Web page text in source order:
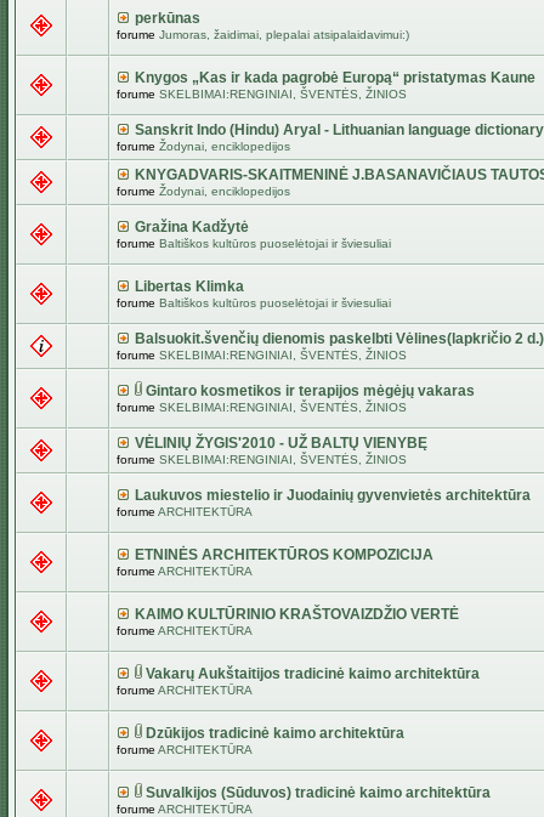
perkūnas
forume Jumoras, žaidimai, plepalai atsipalaidavimui:)
Knygos „Kas ir kada pagrobė Europą“ pristatymas Kaune
forume SKELBIMAI:RENGINIAI, ŠVENTĖS, ŽINIOS
Sanskrit Indo (Hindu) Aryal - Lithuanian language dictionary
forume Žodynai, enciklopedijos
KNYGADVARIS-SKAITMENINĖ J.BASANAVIČIAUS
forume Žodynai, enciklopedijos
Gražina Kadžytė
forume Baltiškos kultūros puoselėtojai ir šviesuliai
Libertas Klimka
forume Baltiškos kultūros puoselėtojai ir šviesuliai
Balsuokit.švenčių dienomis paskelbti Vėlines(lapkričio 2 d.)
forume SKELBIMAI:RENGINIAI, ŠVENTĖS, ŽINIOS
Gintaro kosmetikos ir terapijos mėgėjų vakaras
forume SKELBIMAI:RENGINIAI, ŠVENTĖS, ŽINIOS
VĖLINIŲ ŽYGIS'2010 - UŽ BALTŲ VIENYBĘ
forume SKELBIMAI:RENGINIAI, ŠVENTĖS, ŽINIOS
Laukuvos miestelio ir Juodainių gyvenvietės architektūra
forume ARCHITEKTŪRA
ETNINĖS ARCHITEKTŪROS KOMPOZICIJA
forume ARCHITEKTŪRA
KAIMO KULTŪRINIO KRAŠTOVAIZDŽIO VERTĖ
forume ARCHITEKTŪRA
Vakarų Aukštaitijos tradicinė kaimo architektūra
forume ARCHITEKTŪRA
Dzūkijos tradicinė kaimo architektūra
forume ARCHITEKTŪRA
Suvalkijos (Sūduvos) tradicinė kaimo architektūra
forume ARCHITEKTŪRA